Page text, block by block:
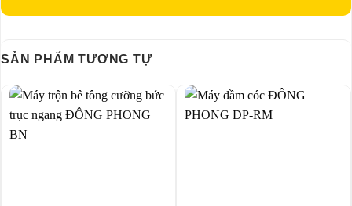
SẢN PHẨM TƯƠNG TỰ